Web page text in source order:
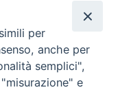
VESCOVILE
VITA CONSACRATA
per
anche per
semplici",
e